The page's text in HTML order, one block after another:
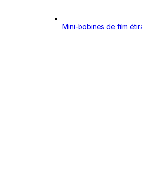
Mini-bobines de film